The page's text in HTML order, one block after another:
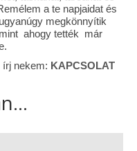
a te napjaidat és
megkönnyítik
ahogy tették már
írj nekem: KAPCSOLAT